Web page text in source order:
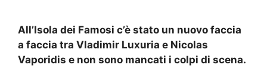
All’Isola dei Famosi c’è stato un nuovo faccia
a faccia tra Vladimir Luxuria e Nicolas
Vaporidis e non sono mancati i colpi di scena.